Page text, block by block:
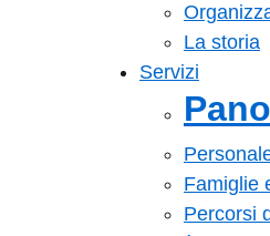
La storia
Servizi
Famiglie
Percorsi